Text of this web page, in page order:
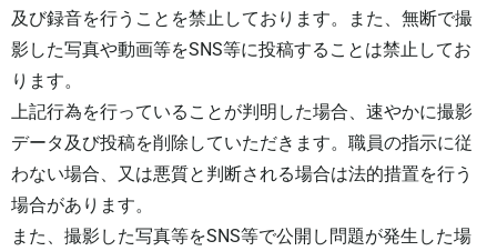
及び録音を行うことを禁止しております。また、無断で撮
影した写真や動画等をSNS等に投稿することは禁止してお
ります。
上記行為を行っていることが判明した場合、速やかに撮影
データ及び投稿を削除していただきます。職員の指示に従
わない場合、又は悪質と判断される場合は法的措置を行う
場合があります。
また、撮影した写真等をSNS等で公開し問題が発生した場